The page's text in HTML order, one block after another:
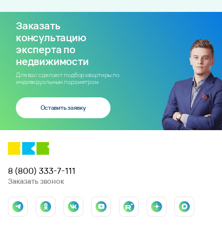
Заказать
консультацию
эксперта по
недвижимости
Для вас сделают подбор квартиры по
индивидуальным параметрам
Оставить заявку
8 (800) 333-7-111
Заказать звонок